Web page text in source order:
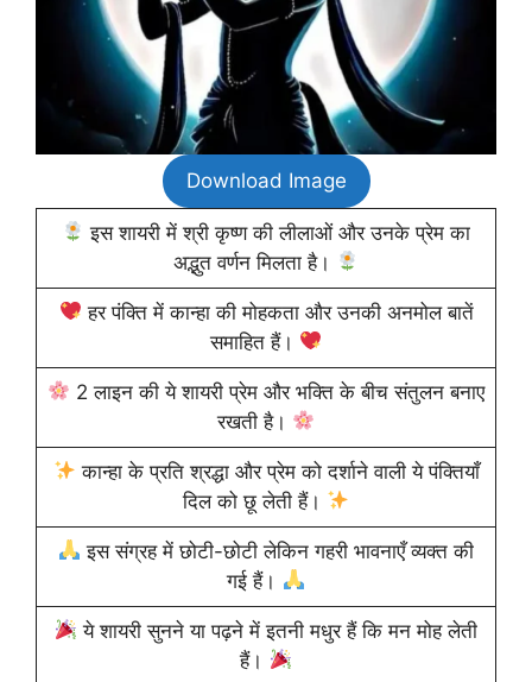
Download Image
इस शायरी में श्री कृष्ण की लीलाओं और उनके प्रेम का
अद्भुत वर्णन मिलता है।
हर पंक्ति में कान्हा की मोहकता और उनकी अनमोल बातें
समाहित हैं।
2 लाइन की ये शायरी प्रेम और भक्ति के बीच संतुलन बनाए
रखती है।
कान्हा के प्रति श्रद्धा और प्रेम को दर्शाने वाली ये पंक्तियाँ
दिल को छू लेती हैं।
इस संग्रह में छोटी-छोटी लेकिन गहरी भावनाएँ व्यक्त की
गई हैं।
ये शायरी सुनने या पढ़ने में इतनी मधुर हैं कि मन मोह लेती
हैं।